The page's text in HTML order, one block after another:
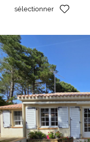
sélectionner